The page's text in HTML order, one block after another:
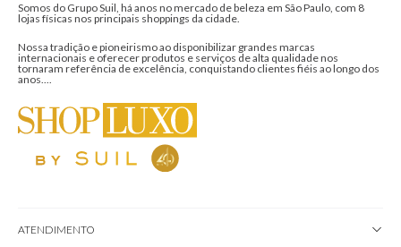
Somos do Grupo Suil, há anos no mercado de beleza em São Paulo, com 8
lojas físicas nos principais shoppings da cidade.
Nossa tradição e pioneirismo ao disponibilizar grandes marcas
internacionais e oferecer produtos e serviços de alta qualidade nos
tornaram referência de excelência, conquistando clientes fiéis ao longo dos
anos....
ATENDIMENTO